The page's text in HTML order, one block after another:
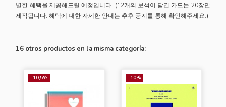
별한 혜택을 제공해드릴 예정입니다. (12개의 보석이 담긴 카드는 20장만
제작됩니다. 혜택에 대한 자세한 안내는 추후 공지를 통해 확인해주세요.)
16 otros productos en la misma categoría:
-10,5% -10%